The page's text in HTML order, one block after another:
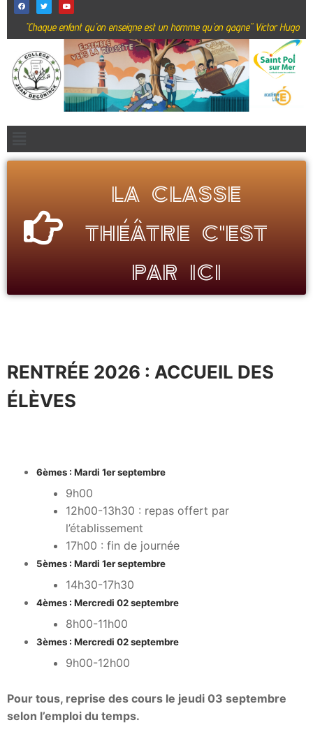
"Chaque enfant qu'on enseigne est un homme qu'on gagne" Victor Hugo
la classe
théâtre c'est
par ici
RENTRÉE 2026 : ACCUEIL DES
ÉLÈVES
6èmes : Mardi 1er septembre
9h00
12h00-13h30 : repas offert par
l’établissement
17h00 : fin de journée
5èmes : Mardi 1er septembre
14h30-17h30
4èmes : Mercredi 02 septembre
8h00-11h00
3èmes : Mercredi 02 septembre
9h00-12h00
Pour tous, reprise des cours le jeudi 03 septembre
selon l’emploi du temps.